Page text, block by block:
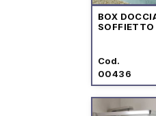
BOX
SOFFIETTO
Cod.
00436